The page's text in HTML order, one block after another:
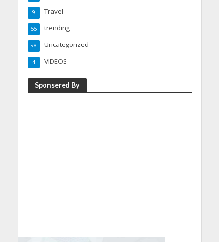
Travel
9
trending
55
Uncategorized
98
VIDEOS
4
Sponsered By